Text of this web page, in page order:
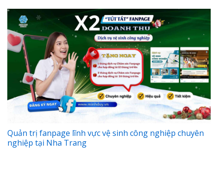
Quản trị fanpage lĩnh vực vệ sinh công nghiệp chuyên
nghiệp tại Nha Trang